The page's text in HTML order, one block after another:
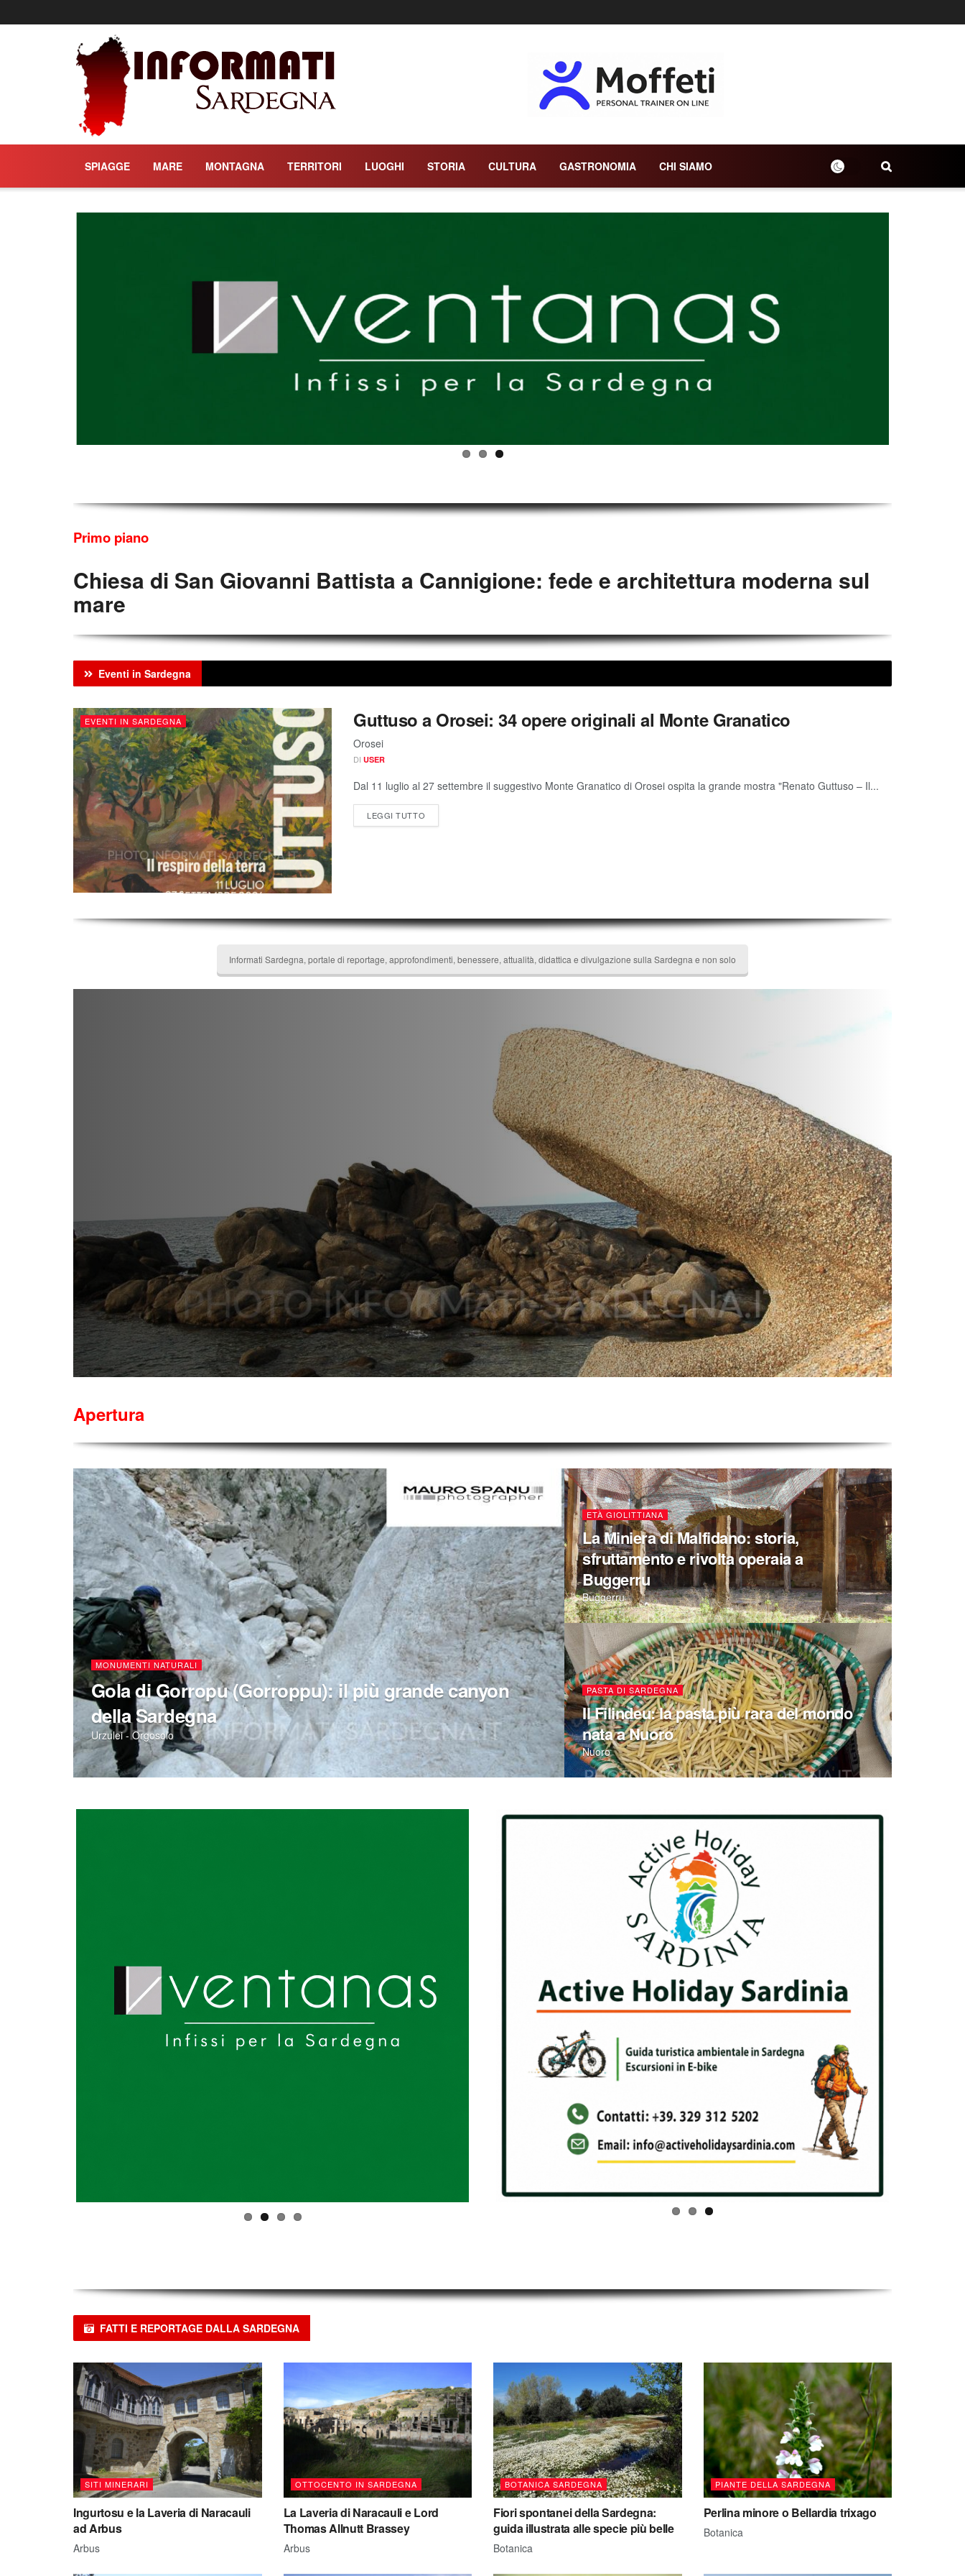
Informati Sardegna
SPIAGGE MARE MONTAGNA TERRITORI LUOGHI STORIA CULTURA GASTRONOMIA CHI SIAMO
Primo piano
Chiesa di San Giovanni Battista a Cannigione: fede e architettura moderna sul
mare
Eventi in Sardegna
EVENTI IN SARDEGNA Guttuso a Orosei: 34 opere originali al Monte Granatico
Orosei
DI USER
Dal 11 luglio al 27 settembre il suggestivo Monte Granatico di Orosei ospita la grande mostra "Renato Guttuso – Il...
LEGGI TUTTO
Informati Sardegna, portale di reportage, approfondimenti, benessere, attualità, didattica e divulgazione sulla Sardegna e non solo
REDAZIONE
Apertura
MONUMENTI NATURALI
Gola di Gorropu (Gorroppu): il più grande canyon
della Sardegna
Urzulei - Orgosolo
ETÀ GIOLITTIANA
La Miniera di Malfidano: storia,
sfruttamento e rivolta operaia a
Buggerru
Buggerru
PASTA DI SARDEGNA
Il Filindeu: la pasta più rara del mondo
nata a Nuoro
Nuoro
FATTI E REPORTAGE DALLA SARDEGNA
SITI MINERARI
Ingurtosu e la Laveria di Naracauli
ad Arbus
Arbus
OTTOCENTO IN SARDEGNA
La Laveria di Naracauli e Lord
Thomas Allnutt Brassey
Arbus
BOTANICA SARDEGNA
Fiori spontanei della Sardegna:
guida illustrata alle specie più belle
Botanica
PIANTE DELLA SARDEGNA
Perlina minore o Bellardia trixago
Botanica